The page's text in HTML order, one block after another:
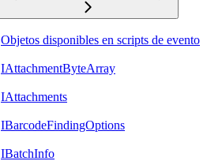
Objetos disponibles en scripts de evento
IAttachmentByteArray
IAttachments
IBarcodeFindingOptions
IBatchInfo